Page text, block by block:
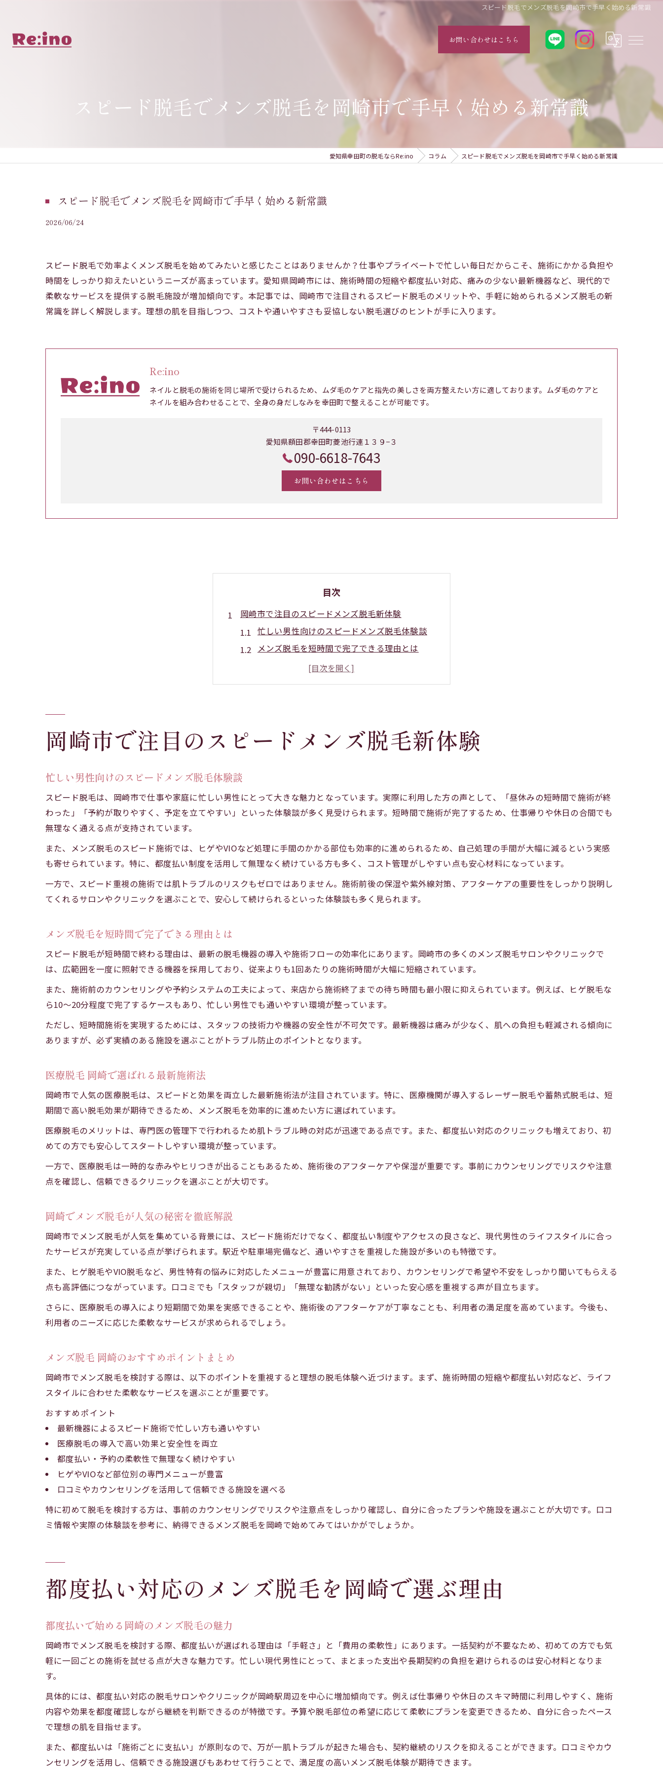
スピード脱毛でメンズ脱毛を岡崎市で手早く始める新常識
お問い合わせはこちら
スピード脱毛でメンズ脱毛を岡崎市で手早く始める新常識
愛知県幸田町の脱毛ならRe:ino コラム スピード脱毛でメンズ脱毛を岡崎市で手早く始める新常識
スピード脱毛でメンズ脱毛を岡崎市で手早く始める新常識
2026/06/24
スピード脱毛で効率よくメンズ脱毛を始めてみたいと感じたことはありませんか？仕事やプライベートで忙しい毎日だからこそ、施術にかかる負担や
時間をしっかり抑えたいというニーズが高まっています。愛知県岡崎市には、施術時間の短縮や都度払い対応、痛みの少ない最新機器など、現代的で
柔軟なサービスを提供する脱毛施設が増加傾向です。本記事では、岡崎市で注目されるスピード脱毛のメリットや、手軽に始められるメンズ脱毛の新
常識を詳しく解説します。理想の肌を目指しつつ、コストや通いやすさも妥協しない脱毛選びのヒントが手に入ります。
Re:ino
ネイルと脱毛の施術を同じ場所で受けられるため、ムダ毛のケアと指先の美しさを両方整えたい方に適しております。ムダ毛のケアと
ネイルを組み合わせることで、全身の身だしなみを幸田町で整えることが可能です。
〒444-0113
愛知県額田郡幸田町菱池行連１３９−３
090-6618-7643
お問い合わせはこちら
目次
岡崎市で注目のスピードメンズ脱毛新体験
忙しい男性向けのスピードメンズ脱毛体験談
メンズ脱毛を短時間で完了できる理由とは
医療脱毛 岡崎で選ばれる最新施術法
岡崎でメンズ脱毛が人気の秘密を徹底解説
都度払いで始める岡崎のメンズ脱毛の魅力
コースなしで安心できる脱毛方法を紹介
岡崎 メンズ脱毛 都度払いが支持される背景
忙しくても手軽に始める岡崎のスピード脱毛術
短時間で終わる岡崎メンズ脱毛のコツ
医療脱毛 岡崎で実現する時短施術とは
メンズ脱毛 岡崎 医療の施術方法を比較
都度払いで賢く通う医療脱毛のコツ
医療脱毛 岡崎 安いプランの探し方
口コミで評判のメンズ脱毛 岡崎の特徴
VIOも対応！岡崎のメンズ脱毛が人気な理由
メンズ脱毛 岡崎 VIO対応で選ばれる理由
都度払いでVIOも通いやすい岡崎の脱毛
医療脱毛 岡崎 VIOで安心を得るポイント
岡崎で痛み軽減と時短を叶える最新脱毛方法
最新機器で痛みを抑えるメンズ脱毛 岡崎
岡崎で時短施術を実現する医療脱毛とは
痛み軽減とスピードを両立した脱毛の選び方
岡崎市で注目のスピードメンズ脱毛新体験
忙しい男性向けのスピードメンズ脱毛体験談
スピード脱毛は、岡崎市で仕事や家庭に忙しい男性にとって大きな魅力となっています。実際に利用した方の声として、「昼休みの短時間で施術が終
わった」「予約が取りやすく、予定を立てやすい」といった体験談が多く見受けられます。短時間で施術が完了するため、仕事帰りや休日の合間でも
無理なく通える点が支持されています。
また、メンズ脱毛のスピード施術では、ヒゲやVIOなど処理に手間のかかる部位も効率的に進められるため、自己処理の手間が大幅に減るという実感
も寄せられています。特に、都度払い制度を活用して無理なく続けている方も多く、コスト管理がしやすい点も安心材料になっています。
一方で、スピード重視の施術では肌トラブルのリスクもゼロではありません。施術前後の保湿や紫外線対策、アフターケアの重要性をしっかり説明し
てくれるサロンやクリニックを選ぶことで、安心して続けられるといった体験談も多く見られます。
メンズ脱毛を短時間で完了できる理由とは
スピード脱毛が短時間で終わる理由は、最新の脱毛機器の導入や施術フローの効率化にあります。岡崎市の多くのメンズ脱毛サロンやクリニックで
は、広範囲を一度に照射できる機器を採用しており、従来よりも1回あたりの施術時間が大幅に短縮されています。
また、施術前のカウンセリングや予約システムの工夫によって、来店から施術終了までの待ち時間も最小限に抑えられています。例えば、ヒゲ脱毛な
ら10～20分程度で完了するケースもあり、忙しい男性でも通いやすい環境が整っています。
ただし、短時間施術を実現するためには、スタッフの技術力や機器の安全性が不可欠です。最新機器は痛みが少なく、肌への負担も軽減される傾向に
ありますが、必ず実績のある施設を選ぶことがトラブル防止のポイントとなります。
医療脱毛 岡崎で選ばれる最新施術法
岡崎市で人気の医療脱毛は、スピードと効果を両立した最新施術法が注目されています。特に、医療機関が導入するレーザー脱毛や蓄熱式脱毛は、短
期間で高い脱毛効果が期待できるため、メンズ脱毛を効率的に進めたい方に選ばれています。
医療脱毛のメリットは、専門医の管理下で行われるため肌トラブル時の対応が迅速である点です。また、都度払い対応のクリニックも増えており、初
めての方でも安心してスタートしやすい環境が整っています。
一方で、医療脱毛は一時的な赤みやヒリつきが出ることもあるため、施術後のアフターケアや保湿が重要です。事前にカウンセリングでリスクや注意
点を確認し、信頼できるクリニックを選ぶことが大切です。
岡崎でメンズ脱毛が人気の秘密を徹底解説
岡崎市でメンズ脱毛が人気を集めている背景には、スピード施術だけでなく、都度払い制度やアクセスの良さなど、現代男性のライフスタイルに合っ
たサービスが充実している点が挙げられます。駅近や駐車場完備など、通いやすさを重視した施設が多いのも特徴です。
また、ヒゲ脱毛やVIO脱毛など、男性特有の悩みに対応したメニューが豊富に用意されており、カウンセリングで希望や不安をしっかり聞いてもらえる
点も高評価につながっています。口コミでも「スタッフが親切」「無理な勧誘がない」といった安心感を重視する声が目立ちます。
さらに、医療脱毛の導入により短期間で効果を実感できることや、施術後のアフターケアが丁寧なことも、利用者の満足度を高めています。今後も、
利用者のニーズに応じた柔軟なサービスが求められるでしょう。
メンズ脱毛 岡崎のおすすめポイントまとめ
岡崎市でメンズ脱毛を検討する際は、以下のポイントを重視すると理想の脱毛体験へ近づけます。まず、施術時間の短縮や都度払い対応など、ライフ
スタイルに合わせた柔軟なサービスを選ぶことが重要です。
おすすめポイント
最新機器によるスピード施術で忙しい方も通いやすい
医療脱毛の導入で高い効果と安全性を両立
都度払い・予約の柔軟性で無理なく続けやすい
ヒゲやVIOなど部位別の専門メニューが豊富
口コミやカウンセリングを活用して信頼できる施設を選べる
特に初めて脱毛を検討する方は、事前のカウンセリングでリスクや注意点をしっかり確認し、自分に合ったプランや施設を選ぶことが大切です。口コ
ミ情報や実際の体験談を参考に、納得できるメンズ脱毛を岡崎で始めてみてはいかがでしょうか。
都度払い対応のメンズ脱毛を岡崎で選ぶ理由
都度払いで始める岡崎のメンズ脱毛の魅力
岡崎市でメンズ脱毛を検討する際、都度払いが選ばれる理由は「手軽さ」と「費用の柔軟性」にあります。一括契約が不要なため、初めての方でも気
軽に一回ごとの施術を試せる点が大きな魅力です。忙しい現代男性にとって、まとまった支出や長期契約の負担を避けられるのは安心材料となりま
す。
具体的には、都度払い対応の脱毛サロンやクリニックが岡崎駅周辺を中心に増加傾向です。例えば仕事帰りや休日のスキマ時間に利用しやすく、施術
内容や効果を都度確認しながら継続を判断できるのが特徴です。予算や脱毛部位の希望に応じて柔軟にプランを変更できるため、自分に合ったペース
で理想の肌を目指せます。
また、都度払いは「施術ごとに支払い」が原則なので、万が一肌トラブルが起きた場合も、契約継続のリスクを抑えることができます。口コミやカウ
ンセリングを活用し、信頼できる施設選びもあわせて行うことで、満足度の高いメンズ脱毛体験が期待できます。